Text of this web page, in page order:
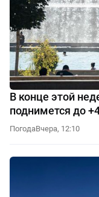
В конце этой
поднимется до
ПогодаВчера, 12:10